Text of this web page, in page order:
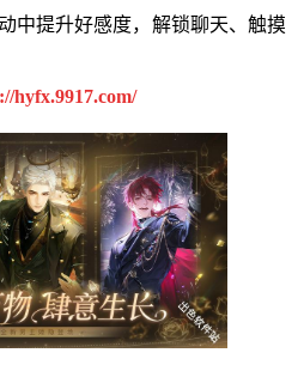
中提升好感度，解锁聊天、触摸
hyfx.9917.com/